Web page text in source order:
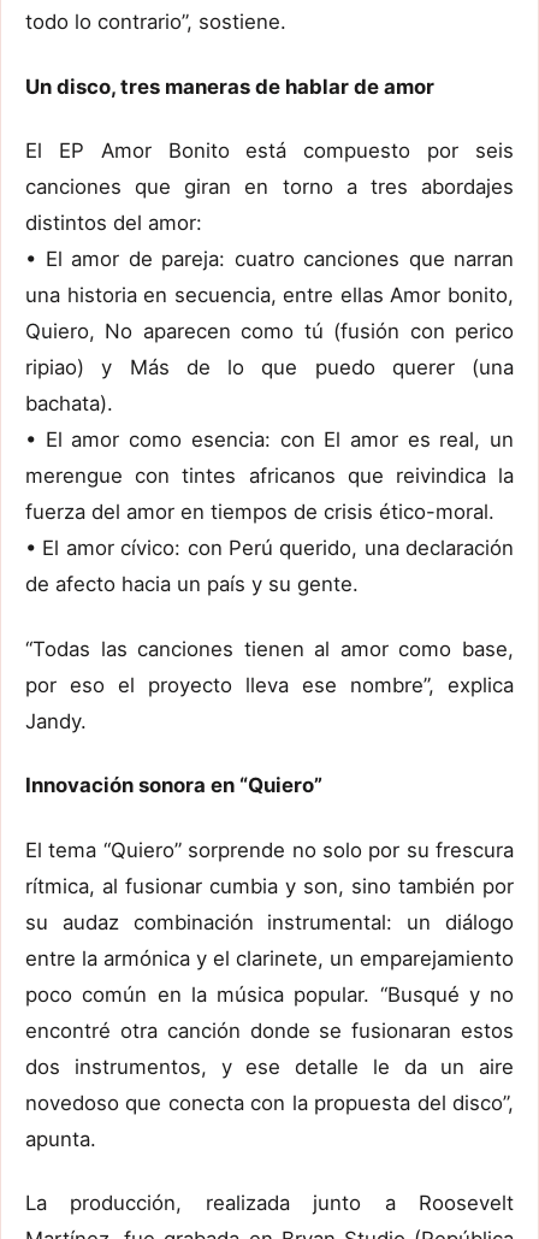
todo lo contrario”, sostiene.
Un disco, tres maneras de hablar de amor
El EP Amor Bonito está compuesto por seis
canciones que giran en torno a tres abordajes
distintos del amor:
• El amor de pareja: cuatro canciones que narran
una historia en secuencia, entre ellas Amor bonito,
Quiero, No aparecen como tú (fusión con perico
ripiao) y Más de lo que puedo querer (una
bachata).
• El amor como esencia: con El amor es real, un
merengue con tintes africanos que reivindica la
fuerza del amor en tiempos de crisis ético-moral.
• El amor cívico: con Perú querido, una declaración
de afecto hacia un país y su gente.
“Todas las canciones tienen al amor como base,
por eso el proyecto lleva ese nombre”, explica
Jandy.
Innovación sonora en “Quiero”
El tema “Quiero” sorprende no solo por su frescura
rítmica, al fusionar cumbia y son, sino también por
su audaz combinación instrumental: un diálogo
entre la armónica y el clarinete, un emparejamiento
poco común en la música popular. “Busqué y no
encontré otra canción donde se fusionaran estos
dos instrumentos, y ese detalle le da un aire
novedoso que conecta con la propuesta del disco”,
apunta.
La producción, realizada junto a Roosevelt